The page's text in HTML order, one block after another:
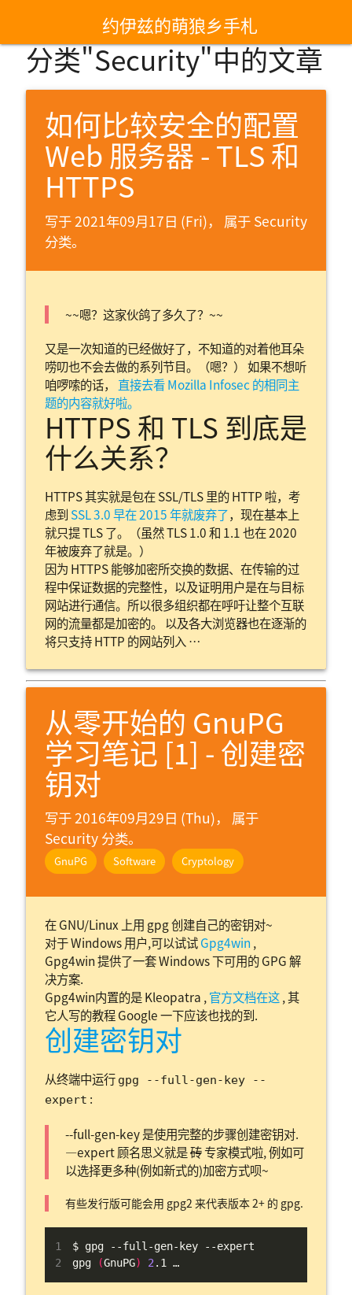
约伊兹的萌狼乡手札
分类"Security"中的文章
如何比较安全的配置
Web 服务器 - TLS 和
HTTPS
写于 2021年09月17日 (Fri)， 属于 Security
分类。
~~嗯？这家伙鸽了多久了？~~
又是一次知道的已经做好了，不知道的对着他耳朵
唠叨也不会去做的系列节目。（嗯？） 如果不想听
咱啰嗦的话， 直接去看 Mozilla Infosec 的相同主
题的内容就好啦。
HTTPS 和 TLS 到底是
什么关系？
HTTPS 其实就是包在 SSL/TLS 里的 HTTP 啦，考
虑到 SSL 3.0 早在 2015 年就废弃了，现在基本上
就只提 TLS 了。（虽然 TLS 1.0 和 1.1 也在 2020
年被废弃了就是。）
因为 HTTPS 能够加密所交换的数据、在传输的过
程中保证数据的完整性，以及证明用户是在与目标
网站进行通信。所以很多组织都在呼吁让整个互联
网的流量都是加密的。 以及各大浏览器也在逐渐的
将只支持 HTTP 的网站列入 …
从零开始的 GnuPG
学习笔记 [1] - 创建密
钥对
写于 2016年09月29日 (Thu)， 属于
Security 分类。
GnuPG Software Cryptology
在 GNU/Linux 上用 gpg 创建自己的密钥对~
对于 Windows 用户,可以试试Gpg4win ,
Gpg4win 提供了一套 Windows 下可用的 GPG 解
决方案.
Gpg4win内置的是 Kleopatra , 官方文档在这, 其
它人写的教程 Google 一下应该也找的到.
创建密钥对
从终端中运行 gpg --full-gen-key --
expert :
--full-gen-key 是使用完整的步骤创建密钥对.
—expert 顾名思义就是砖专家模式啦, 例如可
以选择更多种(例如新式的)加密方式呗~
有些发行版可能会用 gpg2 来代表版本 2+ 的 gpg.
$ gpg --full-gen-key --expert
gpg
(GnuPG) 2.1 …